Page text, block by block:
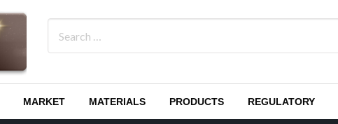
MARKET MATERIALS PRODUCTS REGULATORY